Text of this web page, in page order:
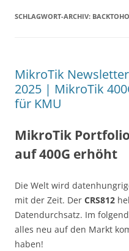
SCHLAGWORT-ARCHIV:
MikroTik
2025 | MikroTik
für KMU
MikroTik
auf 400G erhöht
Die Welt wird
mit der Zeit. Der CRS812
Datendurchsatz. Im
alles neu auf den Markt
haben!